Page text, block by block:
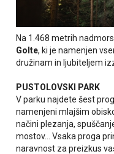
Na 1.468 metrih
Golte, ki je namenjen
družinam in ljubiteljem
PUSTOLOVSKI PARK
V parku najdete šest
namenjeni mlajšim
načini plezanja,
mostov… Vsaka proga
naravnost za preizkus